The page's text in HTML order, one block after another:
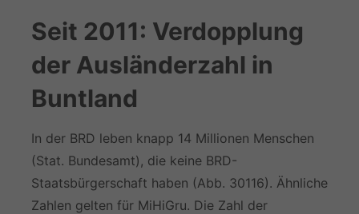
Seit 2011: Verdopplung
der Ausländerzahl in
Buntland
In der BRD leben knapp 14 Millionen Menschen
(Stat. Bundesamt), die keine BRD-
Staatsbürgerschaft haben (Abb. 30116). Ähnliche
Zahlen gelten für MiHiGru. Die Zahl der